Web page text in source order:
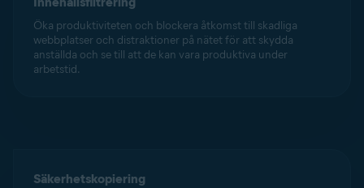
Öka produktiviteten och blockera åtkomst till skadliga
webbplatser och distraktioner på nätet för att skydda
anställda och se till att de kan vara produktiva under
arbetstid.
Säkerhetskopiering